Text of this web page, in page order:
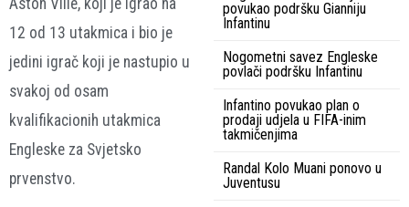
12 od 13 utakmica i bio je
jedini igrač koji je nastupio u
svakoj od osam
kvalifikacionih utakmica
Engleske za Svjetsko
prvenstvo.
povukao podršku Gianniju
Infantinu
Nogometni savez Engleske
povlači podršku Infantinu
Infantino povukao plan o
prodaji udjela u FIFA-inim
takmičenjima
Randal Kolo Muani ponovo u
Juventusu